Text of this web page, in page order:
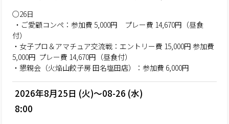
○26日
・ご愛顧コンペ：参加費 5,000円 プレー費 14,670円（昼食
付）
・女子プロ＆アマチュア交流戦：エントリー費 15,000円 参加費
5,000円 プレー費 14,670円（昼食付）
・懇親会（火焔山餃子房 田名塩田店）：参加費 6,000円
2026年8月25日 (火)～08-26 (水)
8:00